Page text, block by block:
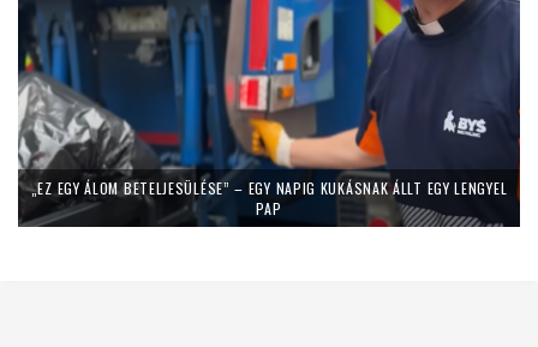
„EZ EGY ÁLOM BETELJESÜLÉSE” – EGY NAPIG KUKÁSNAK ÁLLT EGY LENGYEL
PAP